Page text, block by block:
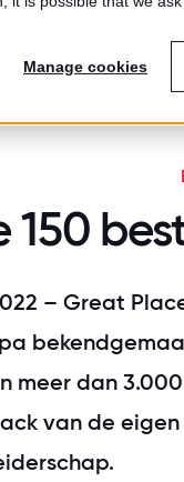
Manage cookies
branding
je reputatie
leiderschap,
for
per
Europa
Best Workplaces™
Agenda
Blog
Community
Klantverhalen
Publicaties
150
– Great
meer dan
van de